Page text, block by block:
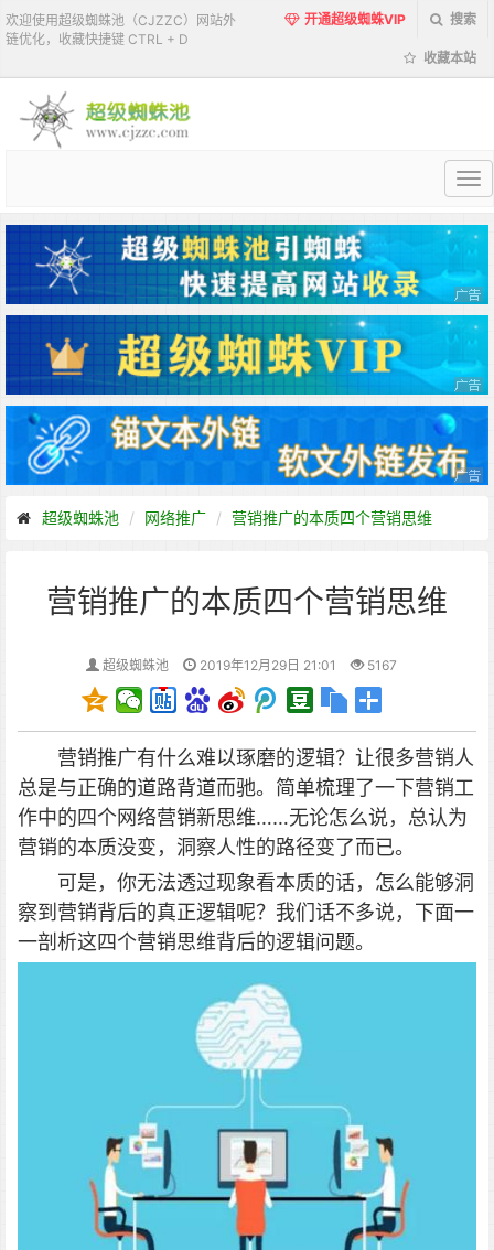
欢迎使用超级蜘蛛池（CJZZC）网站外
链优化，收藏快捷键 CTRL + D
开通超级蜘蛛VIP 搜索
收藏本站
超
蜘
蛛
池
超级蜘蛛池 网络推广 营销推广的本质四个营销思维
营销推广的本质四个营销思维
超级蜘蛛池 2019年12月29日 21:01 5167
营销推广有什么难以琢磨的逻辑？让很多营销人
总是与正确的道路背道而驰。简单梳理了一下营销工
作中的四个网络营销新思维……无论怎么说，总认为
营销的本质没变，洞察人性的路径变了而已。
可是，你无法透过现象看本质的话，怎么能够洞
察到营销背后的真正逻辑呢？我们话不多说，下面一
一剖析这四个营销思维背后的逻辑问题。